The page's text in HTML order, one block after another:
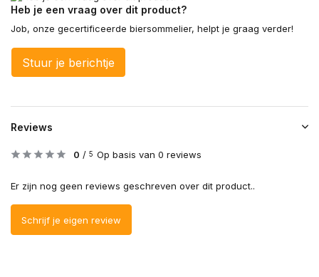
Heb je een vraag over dit product?
Job, onze gecertificeerde biersommelier, helpt je graag verder!
Stuur je berichtje
Reviews
0 / 5 Op basis van 0 reviews
Er zijn nog geen reviews geschreven over dit product..
Schrijf je eigen review